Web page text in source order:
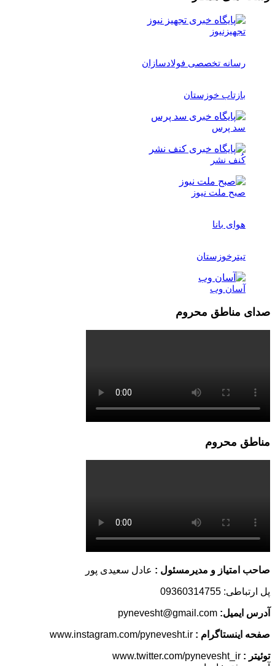
تجهیزنیوز
رسانه تخصصی فولادسازان
بازتاب خوزستان
سد پرس
کُنف نشر
صبح ملت نیوز
هوای بانا
تیترخوزستان
آسان وب
صدای مناطق محروم
مناطق محروم
صاحب امتیاز و مدیرمسئول : عادل سعیدی پور
پل ارتباطی: 09360314755
آدرس ایمیل:
صفحه اینستاگرام :
توئیتر :